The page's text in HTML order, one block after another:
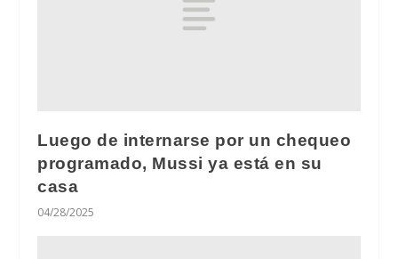
Luego de internarse por un chequeo
programado, Mussi ya está en su
casa
04/28/2025